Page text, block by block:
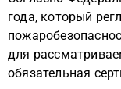
года, который
для
обязательная